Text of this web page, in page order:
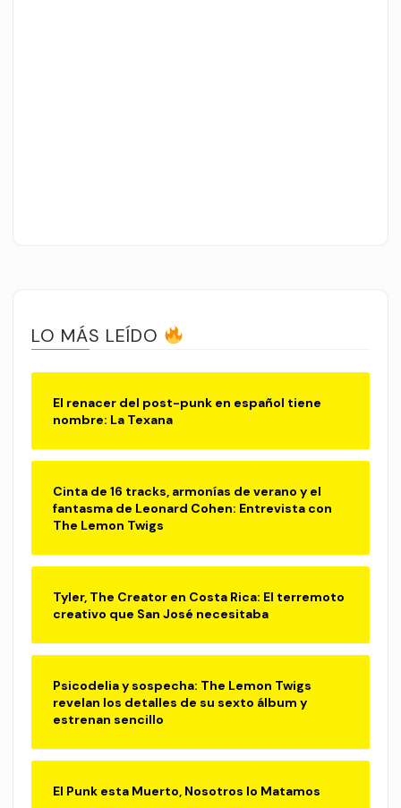
LO MÁS LEÍDO
El renacer del post-punk en español tiene
nombre: La Texana
Cinta de 16 tracks, armonías de verano y el
fantasma de Leonard Cohen: Entrevista con
The Lemon Twigs
Tyler, The Creator en Costa Rica: El terremoto
creativo que San José necesitaba
Psicodelia y sospecha: The Lemon Twigs
revelan los detalles de su sexto álbum y
estrenan sencillo
El Punk esta Muerto, Nosotros lo Matamos